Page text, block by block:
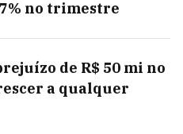
no trimestre
de R$ 50 mi no
a qualquer